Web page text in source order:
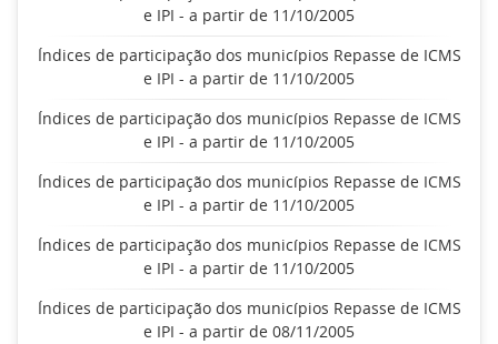
e IPI - a partir de 11/10/2005
Índices de participação dos municípios Repasse de ICMS
e IPI - a partir de 11/10/2005
Índices de participação dos municípios Repasse de ICMS
e IPI - a partir de 11/10/2005
Índices de participação dos municípios Repasse de ICMS
e IPI - a partir de 11/10/2005
Índices de participação dos municípios Repasse de ICMS
e IPI - a partir de 11/10/2005
Índices de participação dos municípios Repasse de ICMS
e IPI - a partir de 08/11/2005